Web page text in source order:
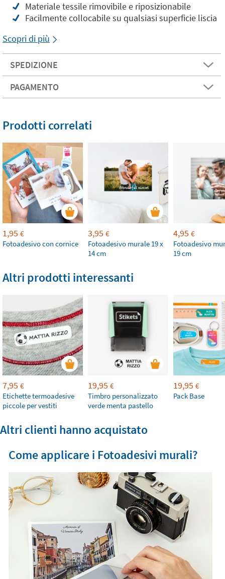
Materiale tessile rimovibile e riposizionabile
Facilmente collocabile su qualsiasi superficie liscia
Scopri di più
SPEDIZIONE
PAGAMENTO
Prodotti correlati
1,95 €
Fotoadesivo con cornice
3,95 €
Fotoadesivo murale 19 x
14 cm
4,95 €
Fotoadesivo
19 cm
Altri prodotti interessanti
7,95 €
Etichette termoadesive
piccole per vestiti
19,95 €
Timbro personalizzato
verde menta pastello
19,95 €
Pack Base
Altri clienti hanno acquistato
Come applicare i Fotoadesivi murali?